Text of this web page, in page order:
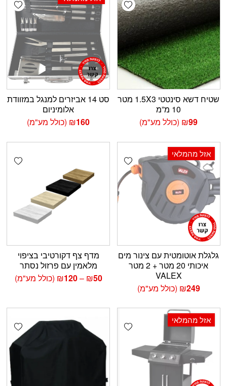
שטיח דשא סינטטי 1.5X3 מטר
10 מ”מ
₪99 (כולל מע"מ)
סט 14 אביזרים למנגל במזוודת
אלומיניום
₪160 (כולל מע"מ)
Add wishlist אזל מהמלאי
גלגלת אוטומטית עם צינור מים
איכותי 20 מטר + 2 מטר
VALEX
₪249 (כולל מע"מ)
מדף צף דקורטיבי בציפוי
מלאמין עם פרזול נסתר
₪50
–
₪120
טווח
עד
(כולל מע"מ)
Add wishlist אזל מהמלאי